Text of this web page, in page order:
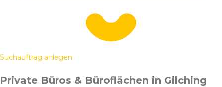
Suchauftrag anlegen
Private Büros & Büroflächen in Gilching